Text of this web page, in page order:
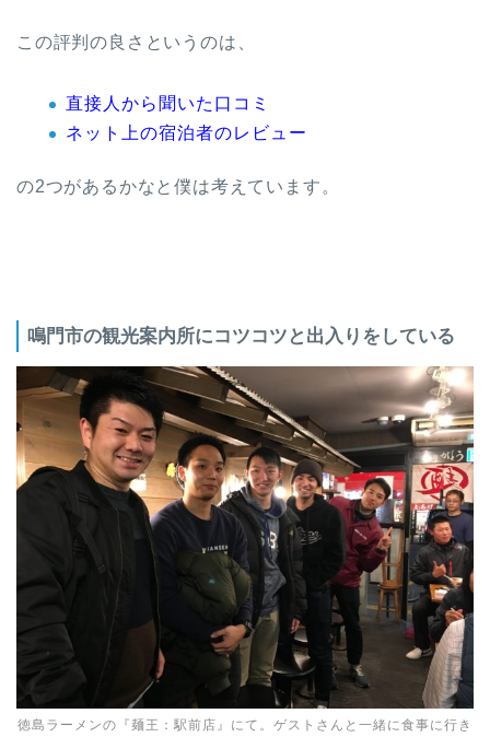
この評判の良さというのは、
直接人から聞いた口コミ
ネット上の宿泊者のレビュー
の2つがあるかなと僕は考えています。
鳴門市の観光案内所にコツコツと出入りをしている
徳島ラーメンの『麺王：駅前店』にて。ゲストさんと一緒に食事に行き